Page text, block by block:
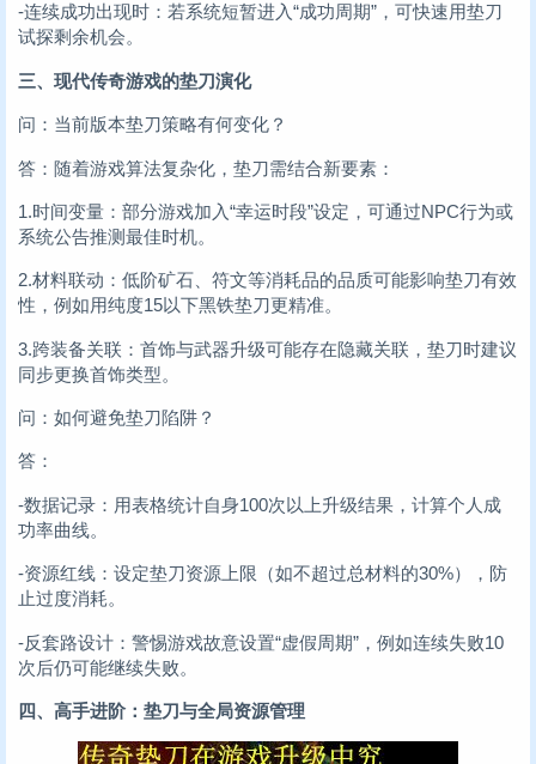
-连续成功出现时：若系统短暂进入“成功周期”，可快速用垫刀
试探剩余机会。
三、现代传奇游戏的垫刀演化
问：当前版本垫刀策略有何变化？
答：随着游戏算法复杂化，垫刀需结合新要素：
1.时间变量：部分游戏加入“幸运时段”设定，可通过NPC行为或
系统公告推测最佳时机。
2.材料联动：低阶矿石、符文等消耗品的品质可能影响垫刀有效
性，例如用纯度15以下黑铁垫刀更精准。
3.跨装备关联：首饰与武器升级可能存在隐藏关联，垫刀时建议
同步更换首饰类型。
问：如何避免垫刀陷阱？
答：
-数据记录：用表格统计自身100次以上升级结果，计算个人成
功率曲线。
-资源红线：设定垫刀资源上限（如不超过总材料的30%），防
止过度消耗。
-反套路设计：警惕游戏故意设置“虚假周期”，例如连续失败10
次后仍可能继续失败。
四、高手进阶：垫刀与全局资源管理